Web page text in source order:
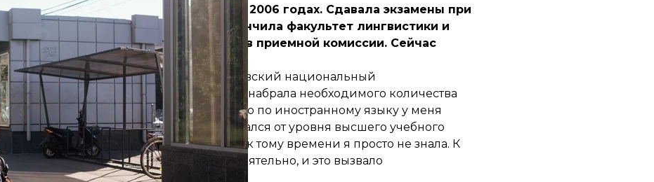
Поступала дважды: в 2005 и 2006 годах. Сдавала экзамены при
политехнический институт, окончила факультет лингвистики и
В 2014 году была наблюдателем в приемной комиссии. Сейчас
школы. Я тогда сдавала экзамены в Киевский национальный
авиационный университет) и не набрала необходимого количества
Несмотря на то, что именно по иностранному языку у меня
поступить. Но уровень школы отличался от уровня высшего учебного
как мы делали в школе. Многих тем к тому времени я просто не знала. К
документы сама, все делала самостоятельно, и это вызвало